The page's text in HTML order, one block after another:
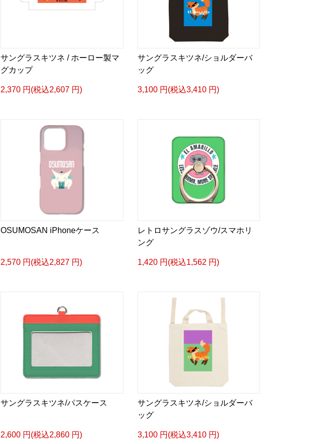
サングラスキツネ / ホーロー製マ
グカップ
2,370 円(税込2,607 円)
サングラスキツネ/ショルダーバ
ッグ
3,100 円(税込3,410 円)
OSUMOSAN iPhoneケース
2,570 円(税込2,827 円)
レトロサングラスゾウ/スマホリ
ング
1,420 円(税込1,562 円)
サングラスキツネ/パスケース
2,600 円(税込2,860 円)
サングラスキツネ/ショルダーバ
ッグ
3,100 円(税込3,410 円)